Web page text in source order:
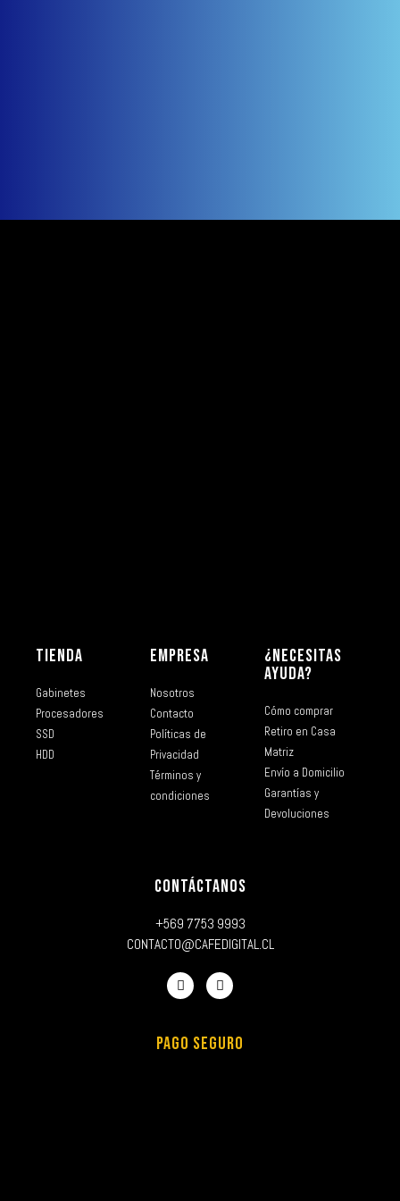
TIENDA
Gabinetes
Procesadores
SSD
HDD
EMPRESA
Nosotros
Contacto
Políticas de
Privacidad
Términos y
condiciones
¿NECESITAS
AYUDA?
Cómo comprar
Retiro en Casa
Matriz
Envío a Domicilio
Garantías y
Devoluciones
CONTÁCTANOS
+569 7753 9993
CONTACTO@CAFEDIGITAL.CL
PAGO SEGURO